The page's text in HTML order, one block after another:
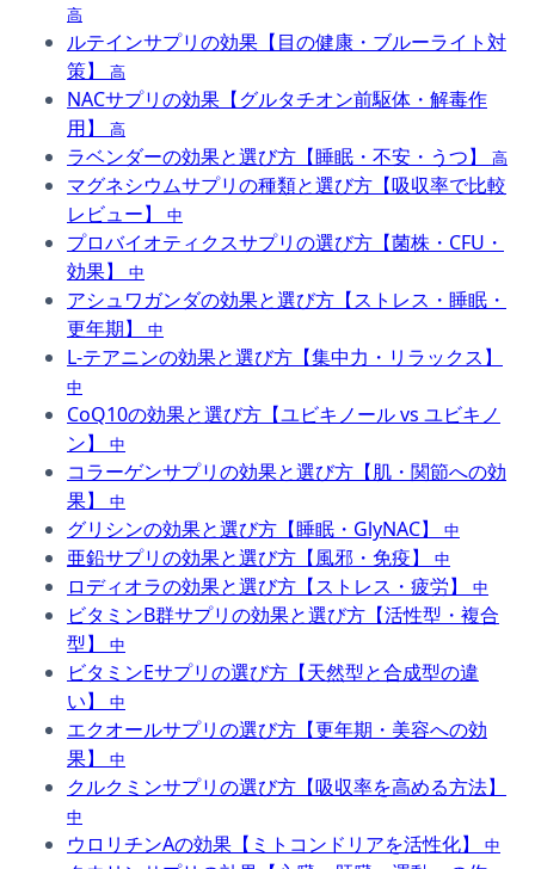
高
ルテインサプリの効果【目の健康・ブルーライト対
策】
高
NACサプリの効果【グルタチオン前駆体・解毒作
用】
高
ラベンダーの効果と選び方【睡眠・不安・うつ】 高
マグネシウムサプリの種類と選び方【吸収率で比較
レビュー】
中
プロバイオティクスサプリの選び方【菌株・CFU・
効果】
中
アシュワガンダの効果と選び方【ストレス・睡眠・
更年期】
中
L-テアニンの効果と選び方【集中力・リラックス】
中
CoQ10の効果と選び方【ユビキノール vs ユビキノ
ン】
中
コラーゲンサプリの効果と選び方【肌・関節への効
果】
中
グリシンの効果と選び方【睡眠・GlyNAC】 中
亜鉛サプリの効果と選び方【風邪・免疫】 中
ロディオラの効果と選び方【ストレス・疲労】 中
ビタミンB群サプリの効果と選び方【活性型・複合
型】
中
ビタミンEサプリの選び方【天然型と合成型の違
い】
中
エクオールサプリの選び方【更年期・美容への効
果】
中
クルクミンサプリの選び方【吸収率を高める方法】
中
ウロリチンAの効果【ミトコンドリアを活性化】 中